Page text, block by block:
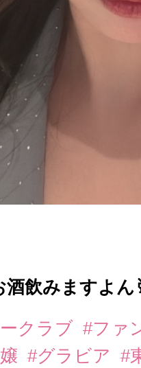
飲みますよん
クラブ #ファ
#グラビア
#